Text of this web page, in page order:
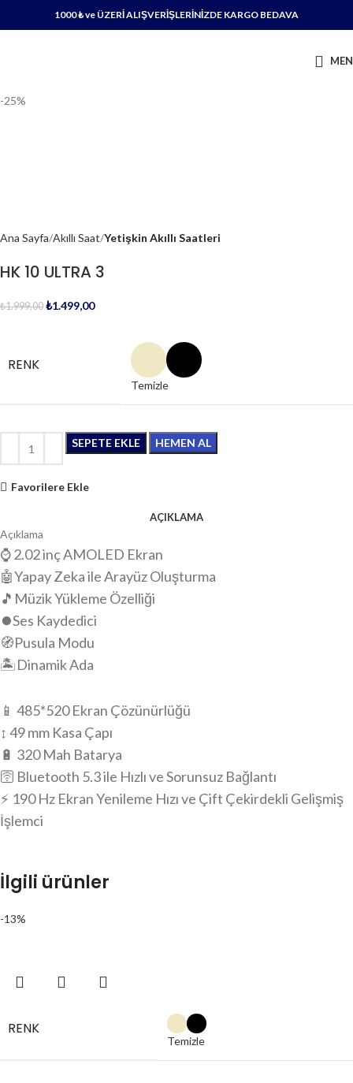
1000 ₺ ve ÜZERİ ALIŞVERİŞLERİNİZDE KARGO BEDAVA
-25%
Ana Sayfa Akıllı Saat Yetişkin Akıllı Saatleri
HK 10 ULTRA 3
₺1.999,00 ₺1.499,00
RENK
Temizle
SEPETE EKLE HEMEN AL
Favorilere Ekle
AÇIKLAMA
Açıklama
⌚️ 2.02 inç AMOLED Ekran
🤖Yapay Zeka ile Arayüz Oluşturma
🎵Müzik Yükleme Özelliği
⏺️Ses Kaydedici
🧭Pusula Modu
🏝️Dinamik Ada
📱 485*520 Ekran Çözünürlüğü
↕️ 49 mm Kasa Çapı
🔋 320 Mah Batarya
🛜 Bluetooth 5.3 ile Hızlı ve Sorunsuz Bağlantı
⚡ 190 Hz Ekran Yenileme Hızı ve Çift Çekirdekli Gelişmiş
İşlemci
İlgili ürünler
-13%
RENK
Temizle